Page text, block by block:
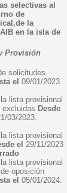
selectivas al
de
la
en la isla de
Provisión
solicitudes
el 09/01/2023.
lista provisional
excluidas Desde
03/2023.
lista provisional
el 29/11/2023
lista provisional
oposición
el 05/01/2024.